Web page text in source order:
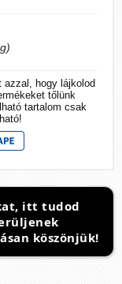
hogy lájkolod
tőlünk
tartalom csak
itt tudod
köszönjük!